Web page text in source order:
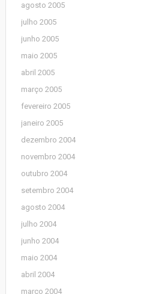
agosto 2005
julho 2005
junho 2005
maio 2005
abril 2005
março 2005
fevereiro 2005
janeiro 2005
dezembro 2004
novembro 2004
outubro 2004
setembro 2004
agosto 2004
julho 2004
junho 2004
maio 2004
abril 2004
março 2004